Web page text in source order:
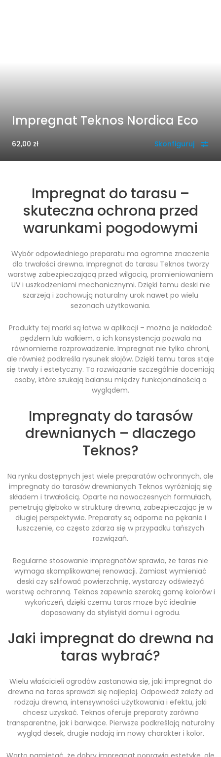
Impregnat Teknos Nordica Eco
62,00 zł Skonfiguruj
Impregnat do tarasu –
skuteczna ochrona przed
warunkami pogodowymi
Wybór odpowiedniego preparatu ma ogromne znaczenie
dla trwałości drewna. Impregnat do tarasu Teknos tworzy
warstwę zabezpieczającą przed wilgocią, promieniowaniem
UV i uszkodzeniami mechanicznymi. Dzięki temu deski nie
szarzeją i zachowują naturalny urok nawet po wielu
sezonach użytkowania.
Produkty tej marki są łatwe w aplikacji – można je nakładać
pędzlem lub wałkiem, a ich konsystencja pozwala na
równomierne rozprowadzenie. Impregnat nie tylko chroni,
ale również podkreśla rysunek słojów. Dzięki temu taras staje
się trwały i estetyczny. To rozwiązanie szczególnie doceniają
osoby, które szukają balansu między funkcjonalnością a
wyglądem.
Impregnaty do tarasów
drewnianych – dlaczego
Teknos?
Na rynku dostępnych jest wiele preparatów ochronnych, ale
impregnaty do tarasów drewnianych Teknos wyróżniają się
składem i trwałością. Oparte na nowoczesnych formułach,
penetrują głęboko w strukturę drewna, zabezpieczając je w
długiej perspektywie. Preparaty są odporne na pękanie i
łuszczenie, co często zdarza się w przypadku tańszych
rozwiązań.
Regularne stosowanie impregnatów sprawia, że taras nie
wymaga skomplikowanej renowacji. Zamiast wymieniać
deski czy szlifować powierzchnię, wystarczy odświeżyć
warstwę ochronną. Teknos zapewnia szeroką gamę kolorów i
wykończeń, dzięki czemu taras może być idealnie
dopasowany do stylistyki domu i ogrodu.
Jaki impregnat do drewna na
taras wybrać?
Wielu właścicieli ogrodów zastanawia się, jaki impregnat do
drewna na taras sprawdzi się najlepiej. Odpowiedź zależy od
rodzaju drewna, intensywności użytkowania i efektu, jaki
chcesz uzyskać. Teknos oferuje preparaty zarówno
transparentne, jak i barwiące. Pierwsze podkreślają naturalny
wygląd desek, drugie nadają im nowy charakter i kolor.